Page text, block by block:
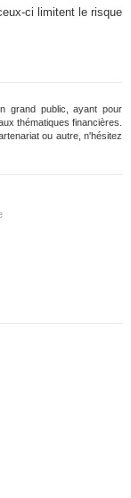
ci limitent le risque
grand public, ayant pour
thématiques financières.
ou autre, n'hésitez